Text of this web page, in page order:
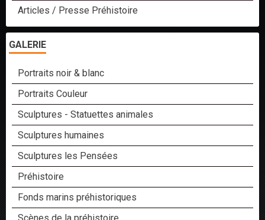
Articles / Presse Préhistoire
GALERIE
Portraits noir & blanc
Portraits Couleur
Sculptures - Statuettes animales
Sculptures humaines
Sculptures les Pensées
Préhistoire
Fonds marins préhistoriques